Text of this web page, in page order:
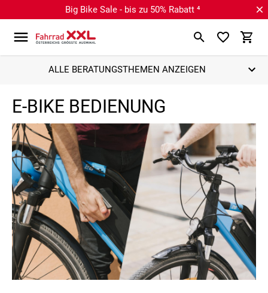
Big Bike Sale - bis zu 50% Rabatt ⁴
ALLE BERATUNGSTHEMEN ANZEIGEN
E-BIKE BEDIENUNG